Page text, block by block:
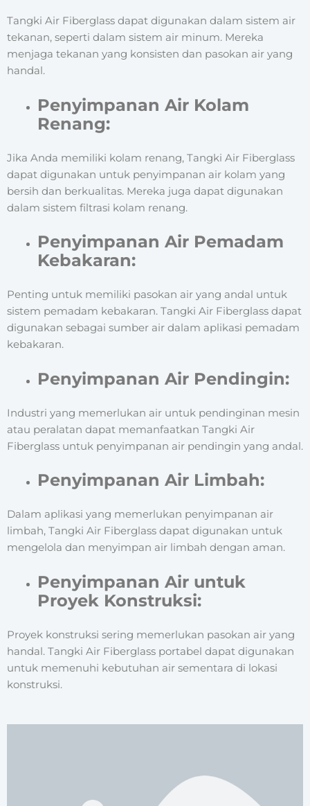
Tangki Air Fiberglass dapat digunakan dalam sistem air
tekanan, seperti dalam sistem air minum. Mereka
menjaga tekanan yang konsisten dan pasokan air yang
handal.
Penyimpanan Air Kolam
Renang:
Jika Anda memiliki kolam renang, Tangki Air Fiberglass
dapat digunakan untuk penyimpanan air kolam yang
bersih dan berkualitas. Mereka juga dapat digunakan
dalam sistem filtrasi kolam renang.
Penyimpanan Air Pemadam
Kebakaran:
Penting untuk memiliki pasokan air yang andal untuk
sistem pemadam kebakaran. Tangki Air Fiberglass dapat
digunakan sebagai sumber air dalam aplikasi pemadam
kebakaran.
Penyimpanan Air Pendingin:
Industri yang memerlukan air untuk pendinginan mesin
atau peralatan dapat memanfaatkan Tangki Air
Fiberglass untuk penyimpanan air pendingin yang andal.
Penyimpanan Air Limbah:
Dalam aplikasi yang memerlukan penyimpanan air
limbah, Tangki Air Fiberglass dapat digunakan untuk
mengelola dan menyimpan air limbah dengan aman.
Penyimpanan Air untuk
Proyek Konstruksi:
Proyek konstruksi sering memerlukan pasokan air yang
handal. Tangki Air Fiberglass portabel dapat digunakan
untuk memenuhi kebutuhan air sementara di lokasi
konstruksi.